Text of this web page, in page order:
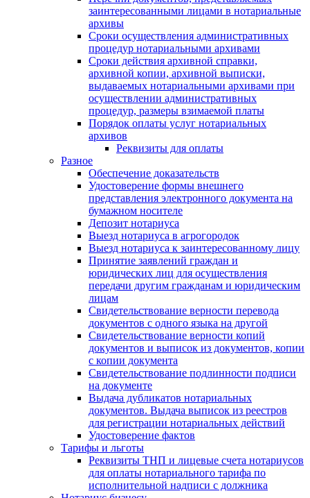
заинтересованными лицами в нотариальные
архивы
Сроки осуществления административных
процедур нотариальными архивами
Сроки действия архивной справки,
архивной копии, архивной выписки,
выдаваемых нотариальными архивами при
осуществлении административных
процедур, размеры взимаемой платы
Порядок оплаты услуг нотариальных
архивов
Реквизиты для оплаты
Разное
Обеспечение доказательств
Удостоверение формы внешнего
представления электронного документа на
бумажном носителе
Депозит нотариуса
Выезд нотариуса в агрогородок
Выезд нотариуса к заинтересованному лицу
Принятие заявлений граждан и
юридических лиц для осуществления
передачи другим гражданам и юридическим
лицам
Свидетельствование верности перевода
документов с одного языка на другой
Свидетельствование верности копий
документов и выписок из документов, копии
с копии документа
Свидетельствование подлинности подписи
на документе
Выдача дубликатов нотариальных
документов. Выдача выписок из реестров
для регистрации нотариальных действий
Удостоверение фактов
Тарифы и льготы
Реквизиты ТНП и лицевые счета нотариусов
для оплаты нотариального тарифа по
исполнительной надписи с должника